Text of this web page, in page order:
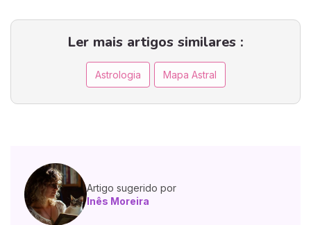
Ler mais artigos similares :
Astrologia Mapa Astral
Artigo sugerido por
Inês Moreira